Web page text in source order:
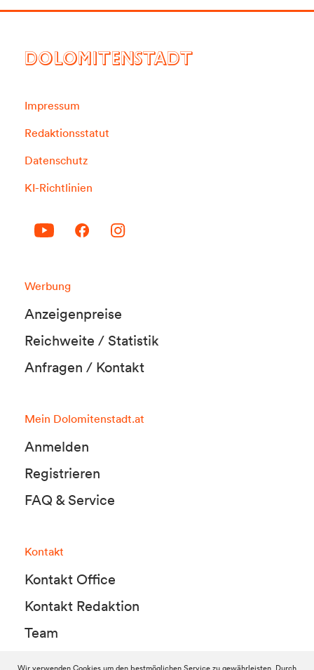
DOLOMITENSTADT
Impressum
Redaktionsstatut
Datenschutz
KI-Richtlinien
Werbung
Anzeigenpreise
Reichweite / Statistik
Anfragen / Kontakt
Mein Dolomitenstadt.at
Anmelden
Registrieren
FAQ & Service
Kontakt
Kontakt Office
Kontakt Redaktion
Team